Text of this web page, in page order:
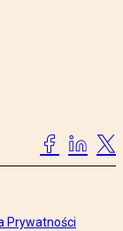
Prywatności